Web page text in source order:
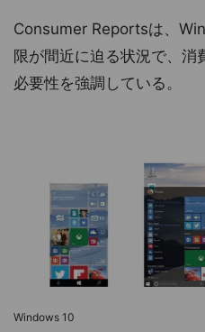
Consumer Reportsは、
限が間近に迫る状況で、消
必要性を強調している。
Windows 10